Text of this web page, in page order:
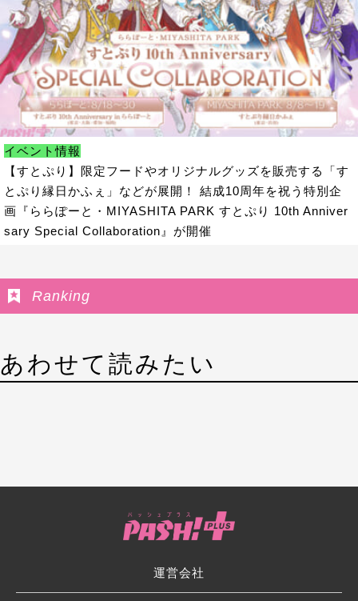
イベント情報
【すとぷり】限定フードやオリジナルグッズを販売する「す
とぷり縁日かふぇ」などが展開！ 結成10周年を祝う特別企
画『ららぽーと・MIYASHITA PARK すとぷり 10th Anniver
sary Special Collaboration』が開催
Ranking
あわせて読みたい
運営会社